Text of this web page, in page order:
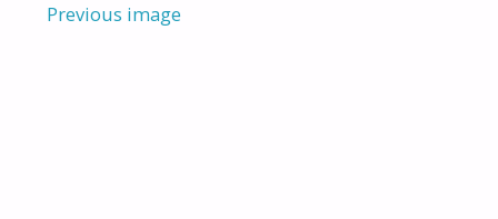
Previous image